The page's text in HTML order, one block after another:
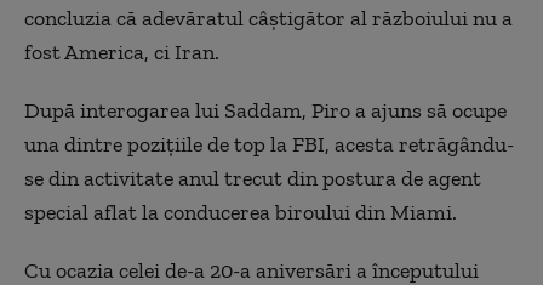
concluzia că adevăratul câștigător al războiului nu a
fost America, ci Iran.
După interogarea lui Saddam, Piro a ajuns să ocupe
una dintre pozițiile de top la FBI, acesta retrăgându-
se din activitate anul trecut din postura de agent
special aflat la conducerea biroului din Miami.
Cu ocazia celei de-a 20-a aniversări a începutului